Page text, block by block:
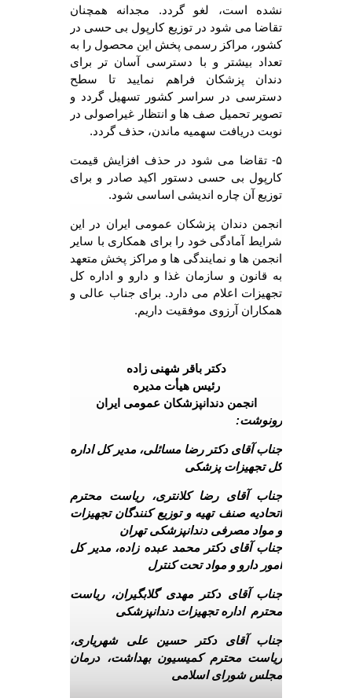
نشده است، لغو گردد. مجدانه همچنان
تقاضا می شود در توزیع کارپول بی حسی در
کشور، مراکز رسمی پخش این محصول را به
تعداد بیشتر و با دسترسی آسان تر برای
دندان پزشکان فراهم نمایید تا سطح
دسترسی در سراسر کشور تسهیل گردد و
تصویر تحمیل صف ها و انتظار غیراصولی در
نوبت دریافت سهمیه ماندن، حذف گردد.
۵- تقاضا می شود در حذف افزایش قیمت
کارپول بی حسی دستور اکید صادر و برای
توزیع آن چاره اندیشی اساسی شود.
انجمن دندان پزشکان عمومی ایران در این
شرایط آمادگی خود را برای همکاری با سایر
انجمن ها و نمایندگی ها و مراکز پخش متعهد
به قانون و سازمان غذا و دارو و اداره کل
تجهیزات اعلام می دارد. برای جناب عالی و
همکاران آرزوی موفقیت داریم.
دکتر باقر شهنی زاده
رئیس هیأت مدیره
انجمن دندانپزشکان عمومی ایران
رونوشت:
جناب آقای دکتر رضا مسائلی، مدیر کل اداره
کل تجهیزات پزشکی
جناب آقای رضا کلانتری، ریاست محترم
اتحادیه صنف تهیه و توزیع کنندگان تجهیزات
و مواد مصرفی دندانپزشکی تهران
جناب آقای دکتر محمد عبده زاده، مدیر کل
امور دارو و مواد تحت کنترل
جناب آقای دکتر مهدی گلابگیران، ریاست
محترم اداره تجهیزات دندانپزشکی
جناب آقای دکتر حسین علی شهریاری،
ریاست محترم کمیسیون بهداشت، درمان
مجلس شورای اسلامی